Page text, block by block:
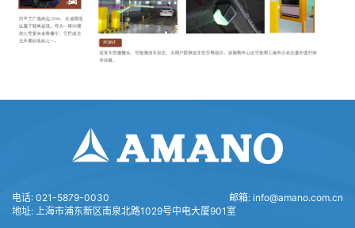
电话: 021-5879-0030 邮箱: info@amano.com.cn
地址: 上海市浦东新区南泉北路1029号中电大厦901室